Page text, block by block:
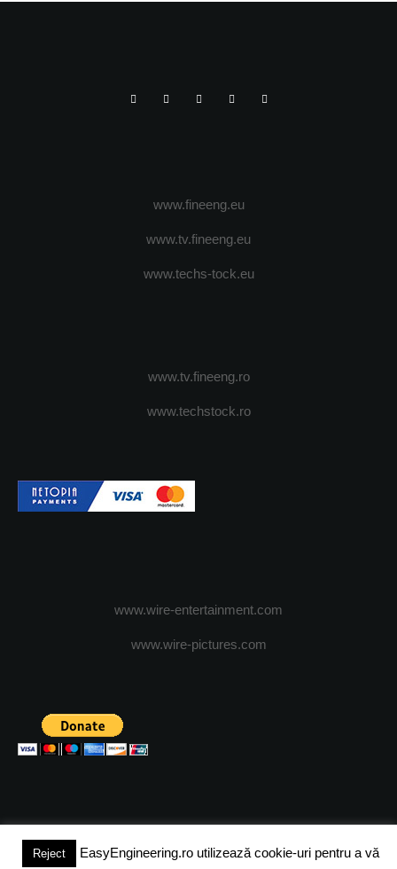
www.fineeng.eu
www.tv.fineeng.eu
www.techs-tock.eu
www.tv.fineeng.ro
www.techstock.ro
www.wire-entertainment.com
www.wire-pictures.com
(c) 2024 - FineEngineeringMagazine. All rights reserved.
Reject EasyEngineering.ro utilizează cookie-uri pentru a vă